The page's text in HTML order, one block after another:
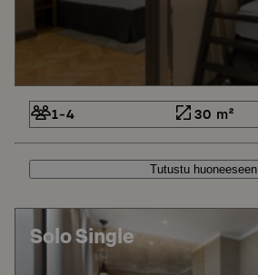
1-4 30 m²
Tutustu huoneeseen
Solo Single